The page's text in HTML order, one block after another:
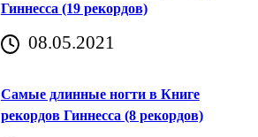
Гиннесса (19 рекордов)
08.05.2021
Самые длинные ногти в Книге
рекордов Гиннесса (8 рекордов)